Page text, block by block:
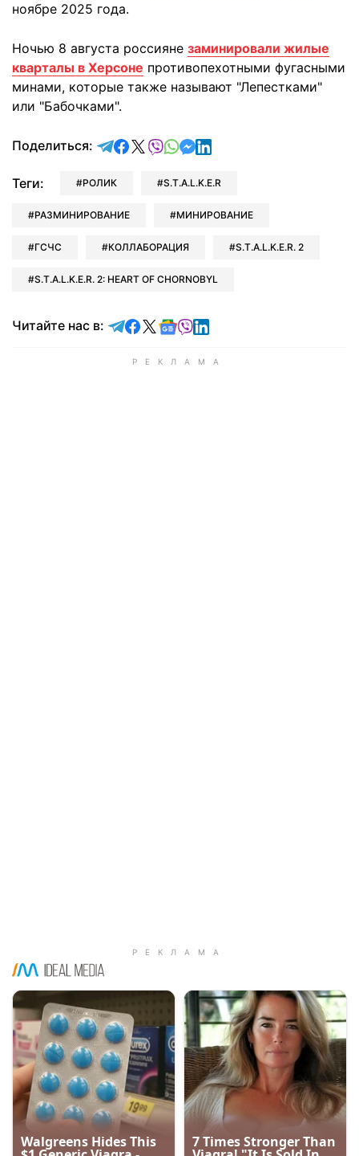
ноябре 2025 года.
Ночью 8 августа россияне заминировали жилые
кварталы в Херсоне противопехотными фугасными
минами, которые также называют "Лепестками"
или "Бабочками".
Поделиться: отправить в Telegram
поделиться в Facebook
поделиться в X
отправить в Viber
отправить в Whatsapp
отправить в Messenger
отправить в LinkedIn
Теги: РОЛИК S.T.A.L.K.E.R
РАЗМИНИРОВАНИЕ МИНИРОВАНИЕ
ГСЧС КОЛЛАБОРАЦИЯ S.T.A.L.K.E.R. 2
S.T.A.L.K.E.R. 2: HEART OF CHORNOBYL
Читайте нас в: Читайте в Telegram
Читайте в Facebook
Читайте в X
Читайте в Google news
Читайте в Viber
Читайте в LinkedIn